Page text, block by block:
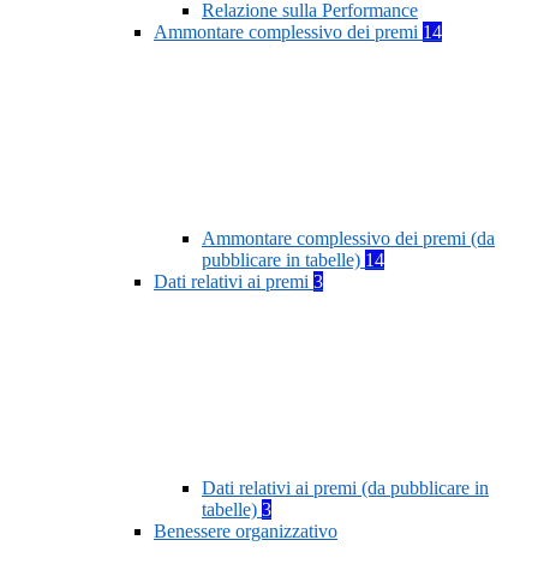
Relazione sulla Performance
Ammontare complessivo dei premi 14
Ammontare complessivo dei premi (da
pubblicare in tabelle) 14
Dati relativi ai premi 3
Dati relativi ai premi (da pubblicare in
tabelle) 3
Benessere organizzativo